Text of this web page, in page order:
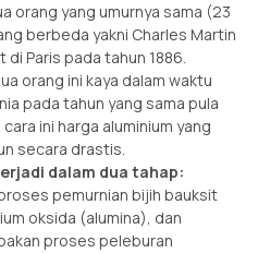
orang yang umurnya sama (23
berbeda yakni Charles Martin
Paris pada tahun 1886.
orang ini kaya dalam waktu
pada tahun yang sama pula
ini harga aluminium yang
secara drastis.
dalam dua tahap:
pemurnian bijih bauksit
oksida (alumina), dan
proses peleburan